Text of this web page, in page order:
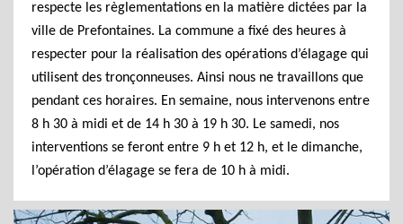
respecte les règlementations en la matière dictées par la
ville de Prefontaines. La commune a fixé des heures à
respecter pour la réalisation des opérations d’élagage qui
utilisent des tronçonneuses. Ainsi nous ne travaillons que
pendant ces horaires. En semaine, nous intervenons entre
8 h 30 à midi et de 14 h 30 à 19 h 30. Le samedi, nos
interventions se feront entre 9 h et 12 h, et le dimanche,
l’opération d’élagage se fera de 10 h à midi.